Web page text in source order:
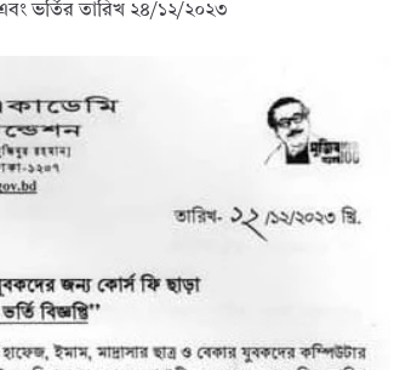
ভর্তির তারিখ ২৪/১২/২০২৩